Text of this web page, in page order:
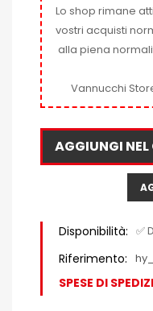
Lo shop rimane
vostri acquisti
alla piena
Vannucchi
AGGIUNGI NEL
Disponibilità: ✅
Riferimento:
SPESE DI